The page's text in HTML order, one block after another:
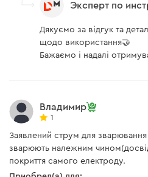
Эксперт по
Дякуємо за відгук та
щодо використання🤝
Бажаємо і надалі
Владимир
1
Заявлений струм для
зварюють належним
покриття самого електроду.